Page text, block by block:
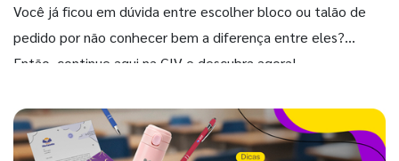
Você já ficou em dúvida entre escolher bloco ou talão de
pedido por não conhecer bem a diferença entre eles?
Então, continue aqui na GIV e descubra agora!